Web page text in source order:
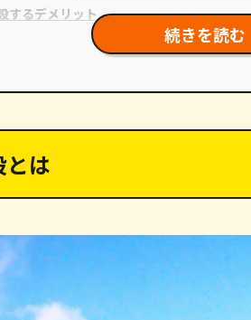
するデメリット
によって売電価格の変更がある
によって影ができやすい
るポイント
は変わるのか
用
な設備と価格
パネルの価格
続きを読む
とは